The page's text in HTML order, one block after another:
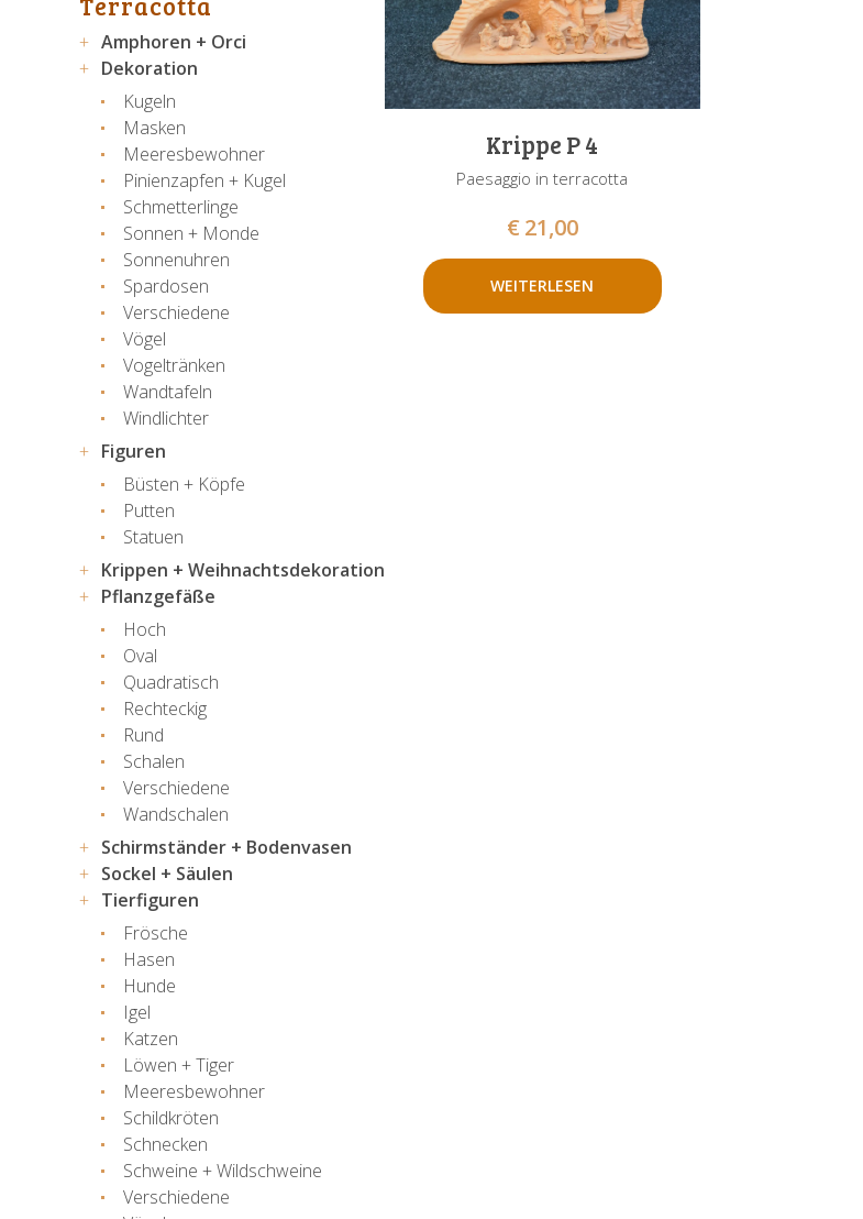
Amphoren + Orci
Dekoration
Kugeln
Masken
Meeresbewohner
Pinienzapfen + Kugel
Schmetterlinge
Sonnen + Monde
Sonnenuhren
Spardosen
Verschiedene
Vögel
Vogeltränken
Wandtafeln
Windlichter
Figuren
Büsten + Köpfe
Putten
Statuen
Krippen + Weihnachtsdekoration
Pflanzgefäße
Hoch
Oval
Quadratisch
Rechteckig
Rund
Schalen
Verschiedene
Wandschalen
Schirmständer + Bodenvasen
Sockel + Säulen
Tierfiguren
Frösche
Hasen
Hunde
Igel
Katzen
Löwen + Tiger
Meeresbewohner
Schildkröten
Schnecken
Schweine + Wildschweine
Verschiedene
Krippe P 4
Paesaggio in terracotta
€ 21,00
WEITERLESEN